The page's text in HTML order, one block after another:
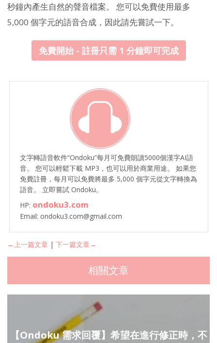
秒鐘內產生自然的聲音檔案。 您可以免費使用最多
5,000 個字元的語音合成，因此請先嘗試一下。
免費開始 - 註冊只需 1 分鐘即可完成
文字轉語音軟件“Ondoku”每月可免費朗讀5000個漢字AI語
音。 您可以輕鬆下載 MP3，也可以用於商業用途。 如果您
免費註冊，每月可以免費將最多 5,000 個字元從文字轉換為
語音。 立即嘗試 Ondoku。
HP: ondoku3.com
Email: ondoku3.com@gmail.com
←上一篇文章 | 下一篇文章→
相關文章
【Ondoku 需求回覆】希望在進行修正時，不